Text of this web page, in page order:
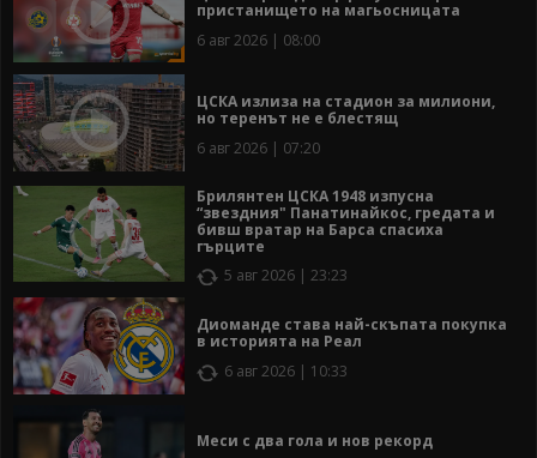
пристанището на магьосницата
6 авг 2026 | 08:00
ЦСКА излиза на стадион за милиони,
но теренът не е блестящ
6 авг 2026 | 07:20
Брилянтен ЦСКА 1948 изпусна
“звездния" Панатинайкос, гредата и
бивш вратар на Барса спасиха
гърците
5 авг 2026 | 23:23
Диоманде става най-скъпата покупка
в историята на Реал
6 авг 2026 | 10:33
Меси с два гола и нов рекорд